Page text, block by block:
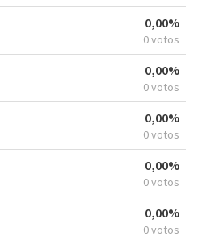
0,00%
0 votos
0,00%
0 votos
0,00%
0 votos
0,00%
0 votos
0,00%
0 votos